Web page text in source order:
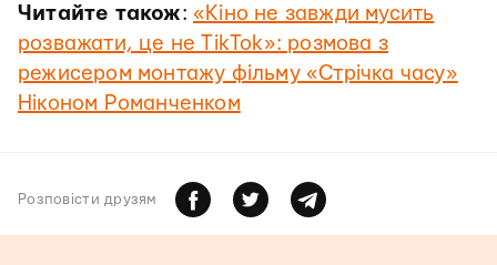
Читайте також:«Кіно не завжди мусить
розважати, це не TikTok»: розмова з
режисером монтажу фільму «Стрічка часу»
Ніконом Романченком
Розповiсти друзям